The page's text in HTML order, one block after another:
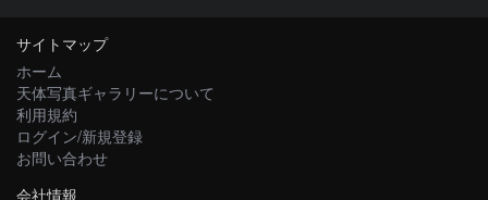
サイトマップ
ホーム
天体写真ギャラリーについて
利用規約
ログイン/新規登録
お問い合わせ
会社情報